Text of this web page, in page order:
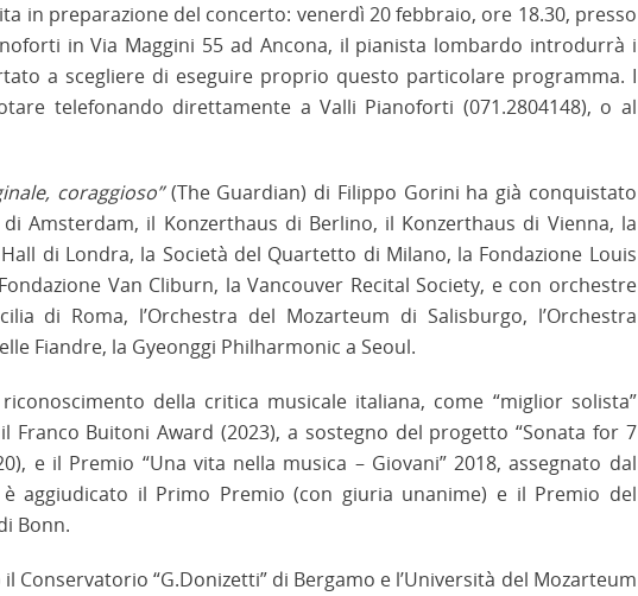
in preparazione del concerto: venerdì 20 febbraio, ore 18.30, presso
in Via Maggini 55 ad Ancona, il pianista lombardo introdurrà i
a scegliere di eseguire proprio questo particolare programma. I
telefonando direttamente a Valli Pianoforti (071.2804148), o al
coraggioso”(The Guardian) di Filippo Gorini ha già conquistato
Amsterdam, il Konzerthaus di Berlino, il Konzerthaus di Vienna, la
di Londra, la Società del Quartetto di Milano, la Fondazione Louis
Van Cliburn, la Vancouver Recital Society, e con orchestre
di Roma, l’Orchestra del Mozarteum di Salisburgo, l’Orchestra
Fiandre, la Gyeonggi Philharmonic a Seoul.
della critica musicale italiana, come “miglior solista”
Franco Buitoni Award (2023), a sostegno del progetto “Sonata for 7
e il Premio “Una vita nella musica – Giovani” 2018, assegnato dal
aggiudicato il Primo Premio (con giuria unanime) e il Premio del
Bonn.
Conservatorio “G.Donizetti” di Bergamo e l’Università del Mozarteum